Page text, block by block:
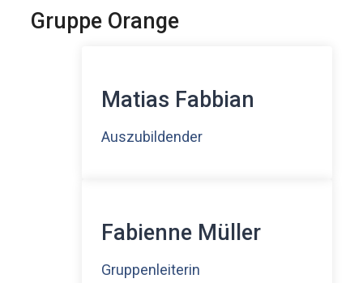
Gruppe Orange
Matias Fabbian
Auszubildender
Fabienne Müller
Gruppenleiterin